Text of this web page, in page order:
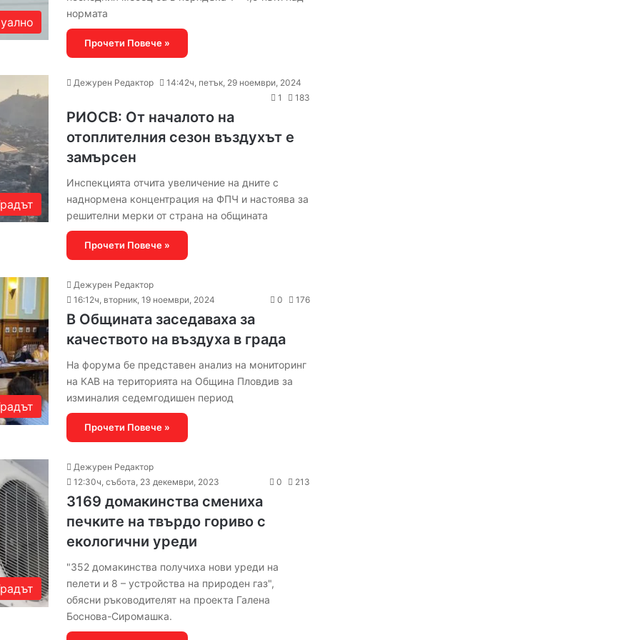
нормата
Прочети Повече »
Дежурен Редактор
14:42ч, петък, 29 ноември, 2024
1
183
РИОСВ: От началото на
отоплителния сезон въздухът е
замърсен
Инспекцията отчита увеличение на дните с
наднормена концентрация на ФПЧ и настоява за
решителни мерки от страна на общината
Прочети Повече »
Дежурен Редактор
16:12ч, вторник, 19 ноември, 2024
0 176
В Общината заседаваха за
качеството на въздуха в града
На форума бе представен анализ на мониторинг
на КАВ на територията на Община Пловдив за
изминалия седемгодишен период
Прочети Повече »
Дежурен Редактор
12:30ч, събота, 23 декември, 2023
0 213
3169 домакинства смениха
печките на твърдо гориво с
екологични уреди
"352 домакинства получиха нови уреди на
пелети и 8 – устройства на природен газ",
обясни ръководителят на проекта Галена
Боснова-Сиромашка.